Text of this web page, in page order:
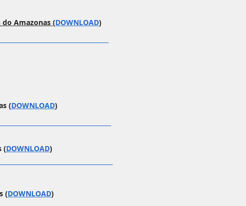
Amazonas (DOWNLOAD)
(DOWNLOAD)
(DOWNLOAD)
(DOWNLOAD)